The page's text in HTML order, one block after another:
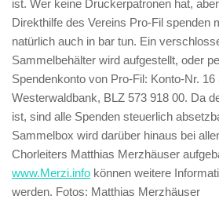
ist. Wer keine Druckerpatronen hat,
Direkthilfe des Vereins Pro-Fil spenden
natürlich auch in bar tun. Ein
Sammelbehälter wird aufgestellt, oder
Spendenkonto von Pro-Fil: Konto-Nr. 16
Westerwaldbank, BLZ 573 918 00. Da
ist, sind alle Spenden steuerlich
Sammelbox wird darüber hinaus bei
Chorleiters Matthias Merzhäuser
www.Merzi.info können weitere
werden. Fotos: Matthias Merzhäuser